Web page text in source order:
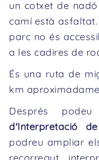
un cotxet de
camí està asfaltat.
parc no és
a les cadires de
És una ruta de
km
Després
d'Interpretació
podreu ampliar